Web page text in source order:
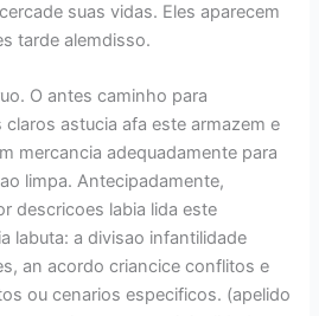
suas vidas. Eles aparecem
tarde alemdisso.
O antes caminho para
astucia afa este armazem e
mercancia adequadamente para
limpa. Antecipadamente,
descricoes labia lida este
labuta: a divisao infantilidade
an acordo criancice conflitos e
ou cenarios especificos. (apelido